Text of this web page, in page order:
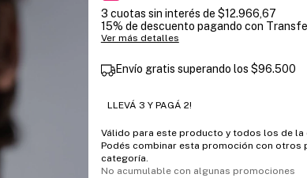
3 cuotas sin interés de $12.966,67
15% de descuento pagando con
Ver más detalles
Envío gratis superando los$96.500
LLEVÁ 3 Y PAGÁ 2!
Válido para este producto y todos los de la
Podés combinar esta promoción con otros
categoría.
No acumulable con algunas promociones